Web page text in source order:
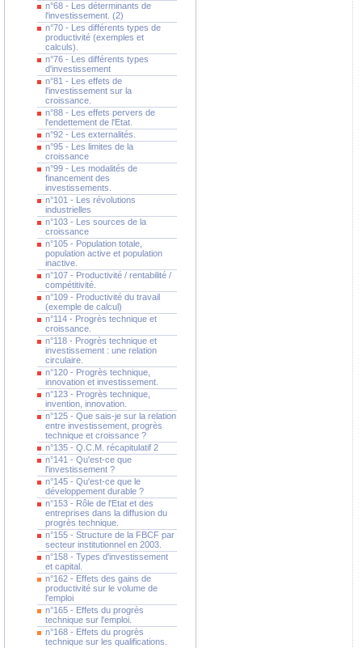
n°68 - Les déterminants de
l'investissement. (2)
n°70 - Les différents types de
productivité (exemples et
calculs).
n°76 - Les différents types
d'investissement
n°81 - Les effets de
l'investissement sur la
croissance.
n°88 - Les effets pervers de
l'endettement de l'Etat.
n°92 - Les externalités.
n°95 - Les limites de la
croissance
n°99 - Les modalités de
financement des
investissements.
n°101 - Les révolutions
industrielles
n°103 - Les sources de la
croissance
n°105 - Population totale,
population active et population
inactive.
n°107 - Productivité / rentabilité /
compétitivité.
n°109 - Productivité du travail
(exemple de calcul)
n°114 - Progrès technique et
croissance.
n°118 - Progrès technique et
investissement : une relation
circulaire.
n°120 - Progrès technique,
innovation et investissement.
n°123 - Progrès technique,
invention, innovation.
n°125 - Que sais-je sur la relation
entre investissement, progrès
technique et croissance ?
n°135 - Q.C.M. récapitulatif 2
n°141 - Qu'est-ce que
l'investissement ?
n°145 - Qu'est-ce que le
développement durable ?
n°153 - Rôle de l'Etat et des
entreprises dans la diffusion du
progrès technique.
n°155 - Structure de la FBCF par
secteur institutionnel en 2003.
n°158 - Types d'investissement
et capital.
n°162 - Effets des gains de
productivité sur le volume de
l'emploi
n°165 - Effets du progrès
technique sur l'emploi.
n°168 - Effets du progrès
technique sur les qualifications.